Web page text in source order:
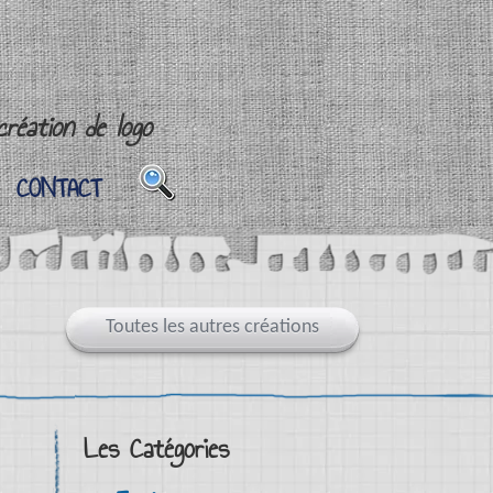
de logo
CONTACT
CONTACT
Toutes les autres créations
Les Catégories